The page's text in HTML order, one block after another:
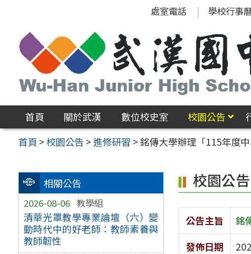
區
處室電話 學校行事
首頁 關於武漢 數位校史室 校園公告
首頁 >校園公告 >進修研習 >銘傳大學辦理「115年度
相關公告
2026-08-06 教學組
清華光罩教學專業論壇（六）變
動時代中的好老師：教師素養與
教師韌性
校園公告
公告主旨
銘
發佈日期